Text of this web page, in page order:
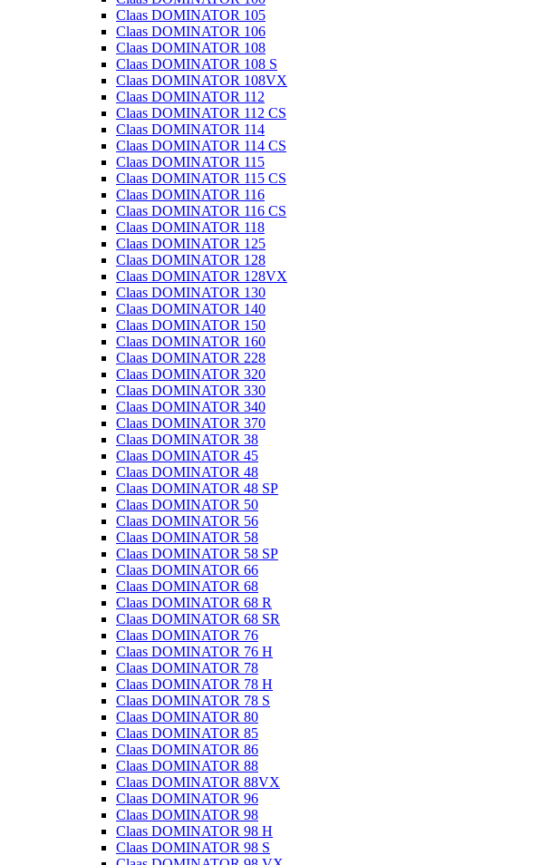
Claas DOMINATOR 105
Claas DOMINATOR 106
Claas DOMINATOR 108
Claas DOMINATOR 108 S
Claas DOMINATOR 108VX
Claas DOMINATOR 112
Claas DOMINATOR 112 CS
Claas DOMINATOR 114
Claas DOMINATOR 114 CS
Claas DOMINATOR 115
Claas DOMINATOR 115 CS
Claas DOMINATOR 116
Claas DOMINATOR 116 CS
Claas DOMINATOR 118
Claas DOMINATOR 125
Claas DOMINATOR 128
Claas DOMINATOR 128VX
Claas DOMINATOR 130
Claas DOMINATOR 140
Claas DOMINATOR 150
Claas DOMINATOR 160
Claas DOMINATOR 228
Claas DOMINATOR 320
Claas DOMINATOR 330
Claas DOMINATOR 340
Claas DOMINATOR 370
Claas DOMINATOR 38
Claas DOMINATOR 45
Claas DOMINATOR 48
Claas DOMINATOR 48 SP
Claas DOMINATOR 50
Claas DOMINATOR 56
Claas DOMINATOR 58
Claas DOMINATOR 58 SP
Claas DOMINATOR 66
Claas DOMINATOR 68
Claas DOMINATOR 68 R
Claas DOMINATOR 68 SR
Claas DOMINATOR 76
Claas DOMINATOR 76 H
Claas DOMINATOR 78
Claas DOMINATOR 78 H
Claas DOMINATOR 78 S
Claas DOMINATOR 80
Claas DOMINATOR 85
Claas DOMINATOR 86
Claas DOMINATOR 88
Claas DOMINATOR 88VX
Claas DOMINATOR 96
Claas DOMINATOR 98
Claas DOMINATOR 98 H
Claas DOMINATOR 98 S